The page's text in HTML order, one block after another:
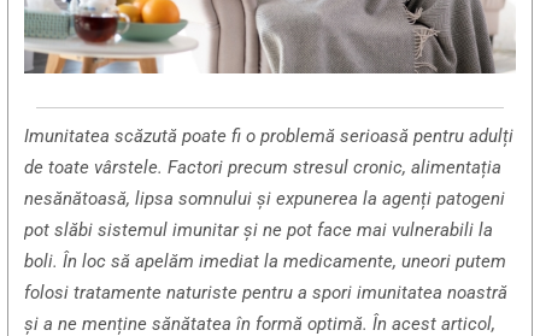
Imunitatea scăzută poate fi o problemă serioasă pentru adulți
de toate vârstele. Factori precum stresul cronic, alimentația
nesănătoasă, lipsa somnului și expunerea la agenți patogeni
pot slăbi sistemul imunitar și ne pot face mai vulnerabili la
boli. În loc să apelăm imediat la medicamente, uneori putem
folosi tratamente naturiste pentru a spori imunitatea noastră
și a ne menține sănătatea în formă optimă. În acest articol,